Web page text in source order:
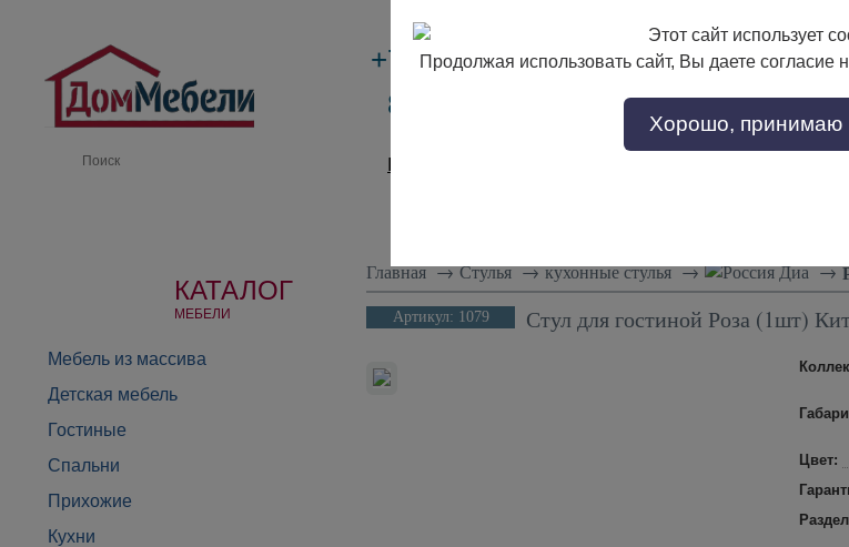
+7 (495)133-17-89
8 (800) 302-17-89
с
Производители
КАТАЛОГ
МЕБЕЛИ
Мебель из массива
Детская мебель
Гостиные
Спальни
Прихожие
Кухни
Главная→ Стулья→ кухонные стулья→ Диа→
Артикул: 1079 Стул для гостиной Роза (1шт)
Цвет:
Этот сайт использует
Продолжая использовать сайт, Вы даете согласие
Хорошо, принимаю